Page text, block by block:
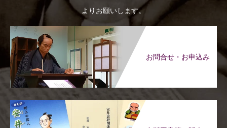
よりお願いします。
お問合せ・お申込み